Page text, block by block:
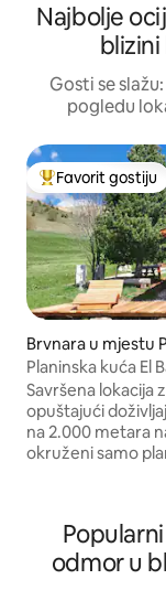
Najbolje
Gosti se
pogledu
Glavni favorit
Favorit gostiju
Brvnara u mjestu
Planinska kuća El
Lusijskih Alpa
Savršena lokacija
opuštajući
na 2.000 metara
okruženi samo
možete uživati u
pogledu na lanac
San Martino.
odmor u